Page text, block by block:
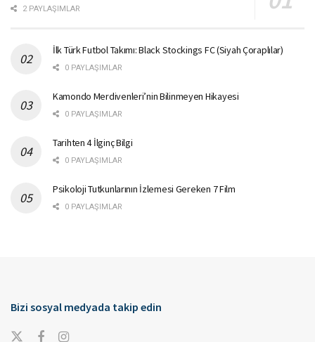
2 PAYLAŞIMLAR
İlk Türk Futbol Takımı: Black Stockings FC (Siyah Çoraplılar)
0 PAYLAŞIMLAR
Kamondo Merdivenleri’nin Bilinmeyen Hikayesi
0 PAYLAŞIMLAR
Tarihten 4 İlginç Bilgi
0 PAYLAŞIMLAR
Psikoloji Tutkunlarının İzlemesi Gereken 7 Film
0 PAYLAŞIMLAR
Bizi sosyal medyada takip edin